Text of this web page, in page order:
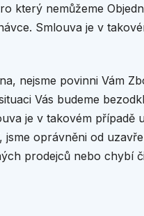
který nemůžeme
Smlouva je v
nejsme povinni Vám
Vás budeme
je v takovém případě
oprávněni od
prodejců nebo chybí